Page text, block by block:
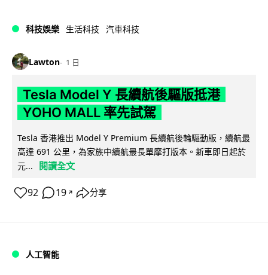
科技娛樂 生活科技 汽車科技
Lawton 1 日
Tesla Model Y 長續航後驅版抵港
YOHO MALL 率先試駕
Tesla 香港推出 Model Y Premium 長續航後輪驅動版，續航最
高達 691 公里，為家族中續航最長單摩打版本。新車即日起於
元...
閱讀全文
92 19 ↗ 分享
人工智能